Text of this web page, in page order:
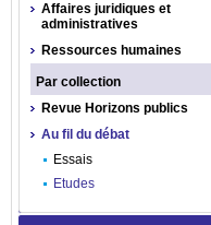
Affaires juridiques et
administratives
Ressources humaines
Par collection
Revue Horizons publics
Au fil du débat
Essais
Etudes